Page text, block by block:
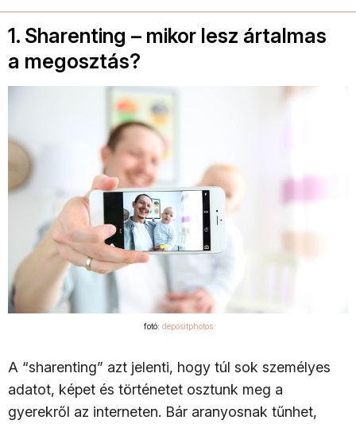
1. Sharenting – mikor lesz ártalmas
a megosztás?
fotó: depositphotos
A “sharenting” azt jelenti, hogy túl sok személyes
adatot, képet és történetet osztunk meg a
gyerekről az interneten. Bár aranyosnak tűnhet,